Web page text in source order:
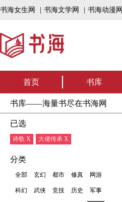
书海女生网 书海文学网 书海动漫网
首页 书库
书库——海量书尽在书海网
已选
诗歌 X 大佬传承 X
分类
全部 玄幻 都市 修真 网游
科幻 武侠 竞技 历史 军事